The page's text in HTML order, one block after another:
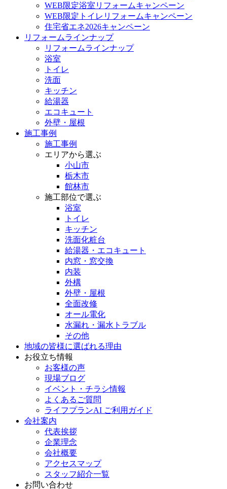
WEB限定浴室リフォームキャンペーン
WEB限定トイレリフォームキャンペーン
住宅省エネ2026キャンペーン
リフォームラインナップ
リフォームラインナップ
浴室
トイレ
洗面
キッチン
給湯器
エコキュート
外壁・屋根
施工事例
施工事例
エリアから選ぶ
小山市
栃木市
館林市
施工部位で選ぶ
浴室
トイレ
キッチン
洗面化粧台
給湯器・エコキュート
内窓・窓交換
内装
外構
外壁・屋根
全面改修
オール電化
水漏れ・漏水トラブル
その他
地域の皆様に選ばれる理由
お役立ち情報
お客様の声
現場ブログ
イベント・チラシ情報
よくあるご質問
ライフプランAI ご利用ガイド
会社案内
代表挨拶
企業理念
会社概要
アクセスマップ
スタッフ紹介一覧
お問い合わせ